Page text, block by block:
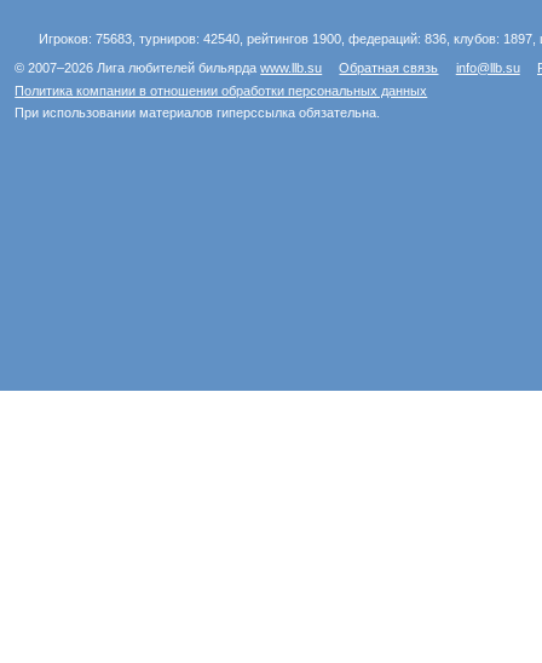
Игроков: 75683, турниров: 42540, рейтингов 1900, федераций: 836, клубов:
© 2007–2026 Лига любителей бильярдаwww.llb.su Обратная связь info@llb.su
Политика компании в отношении обработки персональных данных
При использовании материалов гиперссылка обязательна.